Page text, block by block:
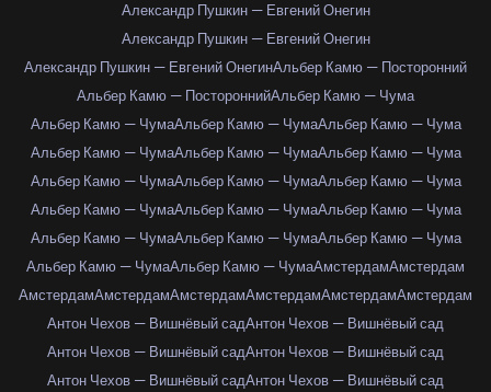
Александр Пушкин — Евгений Онегин
Александр Пушкин — Евгений Онегин
Александр Пушкин — Евгений ОнегинАльбер Камю — Посторонний
Альбер Камю — ПостороннийАльбер Камю — Чума
Альбер Камю — ЧумаАльбер Камю — ЧумаАльбер Камю — Чума
Альбер Камю — ЧумаАльбер Камю — ЧумаАльбер Камю — Чума
Альбер Камю — ЧумаАльбер Камю — ЧумаАльбер Камю — Чума
Альбер Камю — ЧумаАльбер Камю — ЧумаАльбер Камю — Чума
Альбер Камю — ЧумаАльбер Камю — ЧумаАльбер Камю — Чума
Альбер Камю — ЧумаАльбер Камю — ЧумаАмстердамАмстердам
АмстердамАмстердамАмстердамАмстердамАмстердамАмстердам
Антон Чехов — Вишнёвый садАнтон Чехов — Вишнёвый сад
Антон Чехов — Вишнёвый садАнтон Чехов — Вишнёвый сад
Антон Чехов — Вишнёвый садАнтон Чехов — Вишнёвый сад